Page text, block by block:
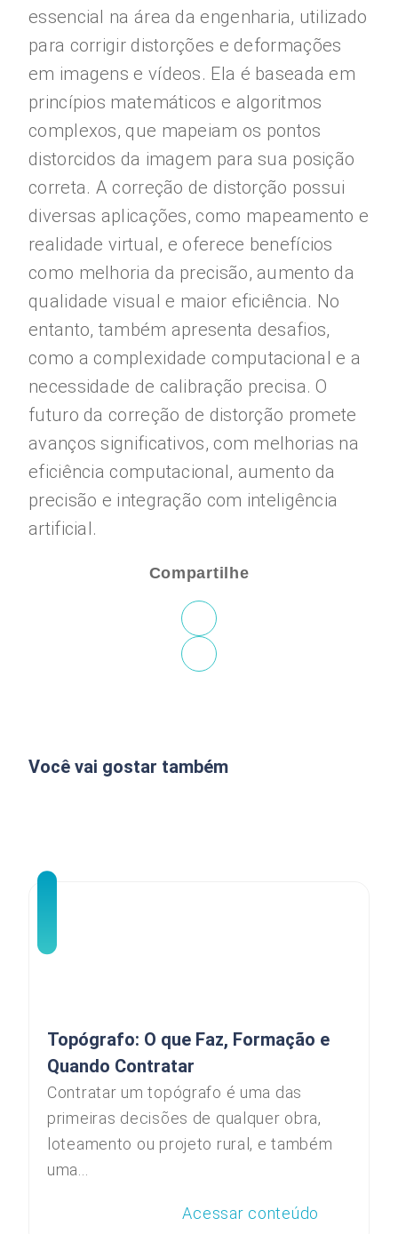
essencial na área da engenharia, utilizado
para corrigir distorções e deformações
em imagens e vídeos. Ela é baseada em
princípios matemáticos e algoritmos
complexos, que mapeiam os pontos
distorcidos da imagem para sua posição
correta. A correção de distorção possui
diversas aplicações, como mapeamento e
realidade virtual, e oferece benefícios
como melhoria da precisão, aumento da
qualidade visual e maior eficiência. No
entanto, também apresenta desafios,
como a complexidade computacional e a
necessidade de calibração precisa. O
futuro da correção de distorção promete
avanços significativos, com melhorias na
eficiência computacional, aumento da
precisão e integração com inteligência
artificial.
Compartilhe
Você vai gostar também
Topógrafo: O que Faz, Formação e
Quando Contratar
Contratar um topógrafo é uma das
primeiras decisões de qualquer obra,
loteamento ou projeto rural, e também
uma...
Acessar conteúdo